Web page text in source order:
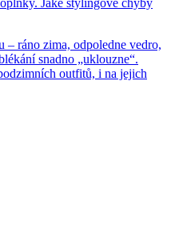
– ráno zima, odpoledne vedro,
snadno „uklouzne“.
outfitů, i na jejich